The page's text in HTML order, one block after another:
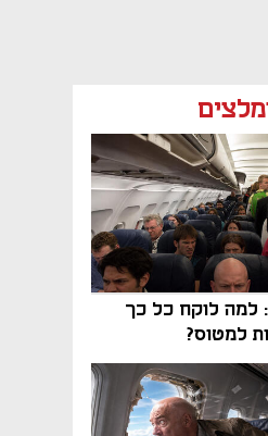
למה לוקח כל כך
למטוס?